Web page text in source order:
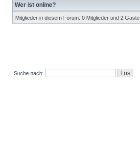
Wer ist online?
Mitglieder in diesem Forum: 0 Mitglieder und 2 Gäste
Suche nach: